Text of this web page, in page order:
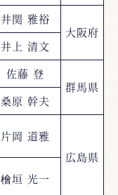
井関 雅裕
大阪府
井上 清文
佐藤 登
群馬県
桑原 幹夫
片岡 道雅
広島県
檜垣 光一